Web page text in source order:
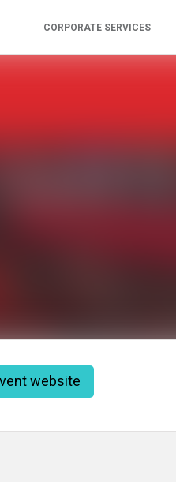
CORPORATE SERVICES
website